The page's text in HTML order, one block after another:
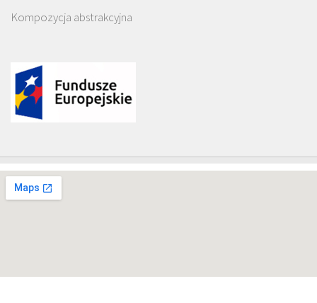
Kompozycja abstrakcyjna